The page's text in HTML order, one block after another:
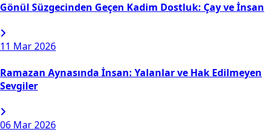
Gönül Süzgecinden Geçen Kadim Dostluk: Çay ve İnsan
11 Mar 2026
Ramazan Aynasında İnsan: Yalanlar ve Hak Edilmeyen
Sevgiler
06 Mar 2026